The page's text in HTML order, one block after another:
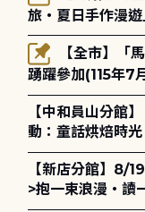
旅・夏日手作漫
報名
踴躍參加(115年7
【中和員山分館
動：童話烘焙時光
【新店分館】8/
>抱一束浪漫・讀